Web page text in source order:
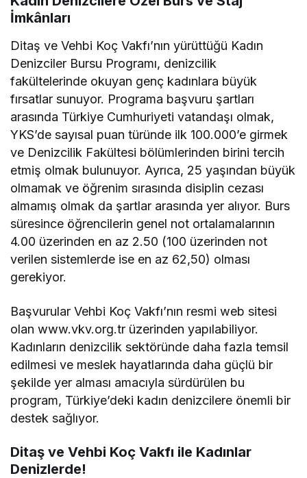
İmkânları
Ditaş ve Vehbi Koç Vakfı’nın yürüttüğü Kadın
Denizciler Bursu Programı, denizcilik
fakültelerinde okuyan genç kadınlara büyük
fırsatlar sunuyor. Programa başvuru şartları
arasında Türkiye Cumhuriyeti vatandaşı olmak,
YKS’de sayısal puan türünde ilk 100.000’e girmek
ve Denizcilik Fakültesi bölümlerinden birini tercih
etmiş olmak bulunuyor. Ayrıca, 25 yaşından büyük
olmamak ve öğrenim sırasında disiplin cezası
almamış olmak da şartlar arasında yer alıyor. Burs
süresince öğrencilerin genel not ortalamalarının
4.00 üzerinden en az 2.50 (100 üzerinden not
verilen sistemlerde ise en az 62,50) olması
gerekiyor.
Başvurular Vehbi Koç Vakfı’nın resmi web sitesi
olan www.vkv.org.tr üzerinden yapılabiliyor.
Kadınların denizcilik sektöründe daha fazla temsil
edilmesi ve meslek hayatlarında daha güçlü bir
şekilde yer alması amacıyla sürdürülen bu
program, Türkiye’deki kadın denizcilere önemli bir
destek sağlıyor.
Ditaş ve Vehbi Koç Vakfı ile Kadınlar
Denizlerde!